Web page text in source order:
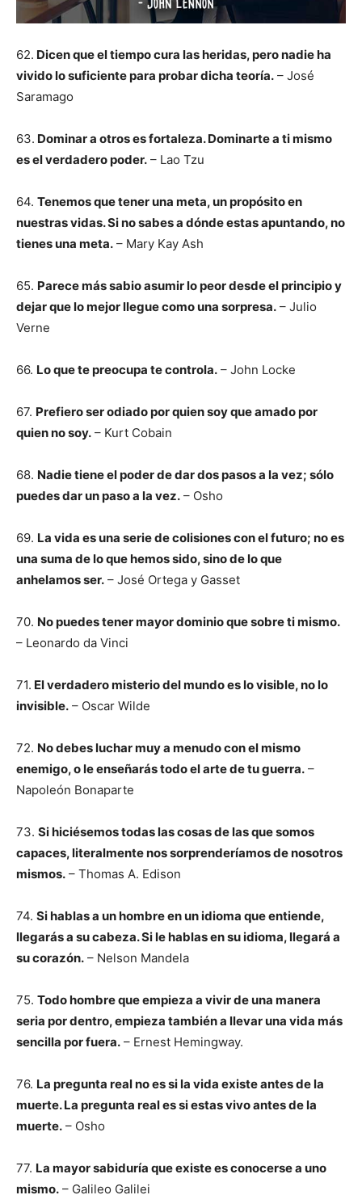
62. Dicen que el tiempo cura las heridas, pero nadie ha
vivido lo suficiente para probar dicha teoría. – José
Saramago
63. Dominar a otros es fortaleza. Dominarte a ti mismo
es el verdadero poder. – Lao Tzu
64. Tenemos que tener una meta, un propósito en
nuestras vidas. Si no sabes a dónde estas apuntando, no
tienes una meta. – Mary Kay Ash
65. Parece más sabio asumir lo peor desde el principio y
dejar que lo mejor llegue como una sorpresa. – Julio
Verne
66. Lo que te preocupa te controla. – John Locke
67. Prefiero ser odiado por quien soy que amado por
quien no soy. – Kurt Cobain
68. Nadie tiene el poder de dar dos pasos a la vez; sólo
puedes dar un paso a la vez. – Osho
69. La vida es una serie de colisiones con el futuro; no es
una suma de lo que hemos sido, sino de lo que
anhelamos ser. – José Ortega y Gasset
70. No puedes tener mayor dominio que sobre ti mismo.
– Leonardo da Vinci
71. El verdadero misterio del mundo es lo visible, no lo
invisible. – Oscar Wilde
72. No debes luchar muy a menudo con el mismo
enemigo, o le enseñarás todo el arte de tu guerra. –
Napoleón Bonaparte
73. Si hiciésemos todas las cosas de las que somos
capaces, literalmente nos sorprenderíamos de nosotros
mismos. – Thomas A. Edison
74. Si hablas a un hombre en un idioma que entiende,
llegarás a su cabeza. Si le hablas en su idioma, llegará a
su corazón. – Nelson Mandela
75. Todo hombre que empieza a vivir de una manera
seria por dentro, empieza también a llevar una vida más
sencilla por fuera. – Ernest Hemingway.
76. La pregunta real no es si la vida existe antes de la
muerte. La pregunta real es si estas vivo antes de la
muerte. – Osho
77. La mayor sabiduría que existe es conocerse a uno
mismo. – Galileo Galilei